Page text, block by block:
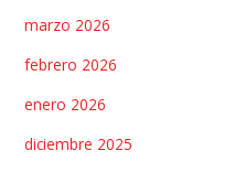
marzo 2026
febrero 2026
enero 2026
diciembre 2025